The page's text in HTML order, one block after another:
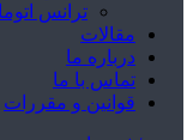
ترانس
مقالات
درباره ما
تماس با ما
قوانین و مقررات